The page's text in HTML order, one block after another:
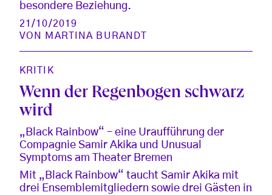
besondere Beziehung.
21/10/2019
VON MARTINA BURANDT
KRITIK
Wenn der Regenbogen schwarz
wird
„Black Rainbow“ – eine Uraufführung der
Compagnie Samir Akika und Unusual
Symptoms am Theater Bremen
Mit „Black Rainbow“ taucht Samir Akika mit
drei Ensemblemitgliedern sowie drei Gästen in